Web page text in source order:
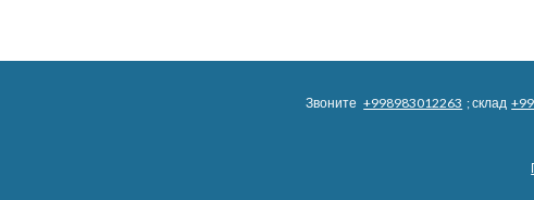
Звоните+998983012263 ; склад